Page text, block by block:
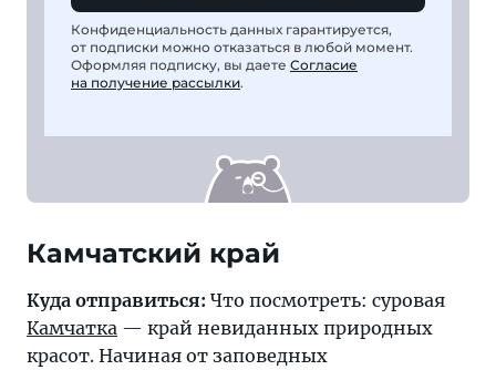
Конфиденциальность данных гарантируется,
от подписки можно отказаться в любой момент.
Оформляя подписку, вы даете Согласие
на получение рассылки.
Камчатский край
Куда отправиться: Что посмотреть: суровая
Камчатка — край невиданных природных
красот. Начиная от заповедных